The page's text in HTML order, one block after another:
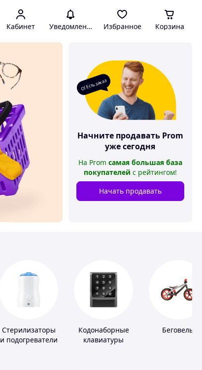
Кабинет Уведомления Избранное Корзина
О! Есть заказ
Начните продавать Prom
уже сегодня
На Prom самая большая база
покупателей с рейтингом!
Начать продавать
Стерилизаторы
и подогреватели
Кодонаборные
клавиатуры
Беговелы